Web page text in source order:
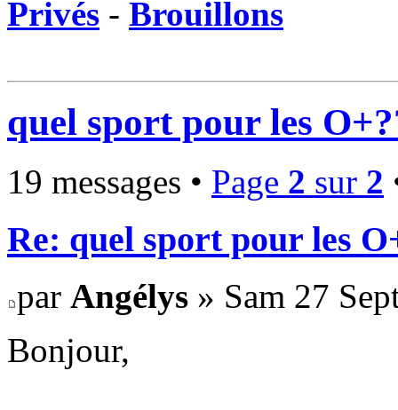
Privés - Brouillons
quel sport pour les
19 messages • Page 2 sur 2
Re: quel sport pour les
par Angélys » Sam 27
Bonjour,